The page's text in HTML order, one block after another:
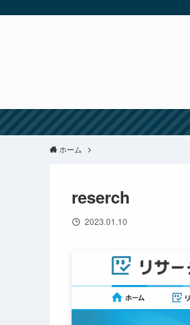
ホーム
reserch
2023.01.10